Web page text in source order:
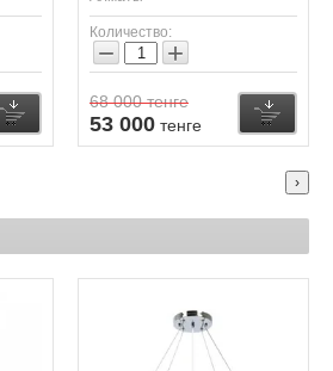
Количество:
− +
68 000тенге
53 000 тенге
Купить
›